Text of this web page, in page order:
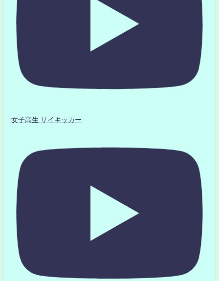
女子高生 サイキッカー